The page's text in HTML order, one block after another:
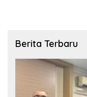
Berita Terbaru